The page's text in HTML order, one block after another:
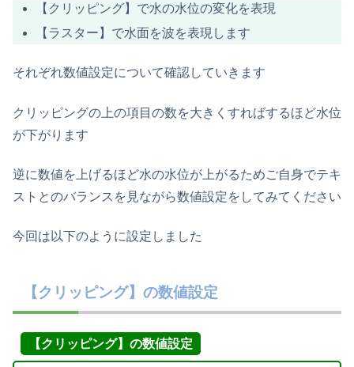
【クリッピング】で水の水位の変化を表現
【ラスター】で水面を波を表現します
それぞれ数値設定について確認していきます
クリッピングの上の項目の数を大きくすればするほど水位
が下がります
逆に数値を上げるほど水の水位が上がるためご自身でテキ
ストとのバランスを見ながら数値設定をしてみてください
今回は以下のように設定しました
【クリッピング】の数値設定
【クリッピング】の数値設定